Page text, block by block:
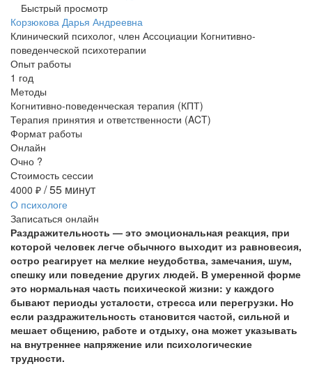
Быстрый просмотр
Корзюкова Дарья Андреевна
Клинический психолог, член Ассоциации Когнитивно-
поведенческой психотерапии
Опыт работы
1 год
Методы
Когнитивно-поведенческая терапия (КПТ)
Терапия принятия и ответственности (ACT)
Формат работы
Онлайн
Очно ?
Стоимость сессии
4000 ₽ / 55 минут
О психологе
Записаться онлайн
Раздражительность — это эмоциональная реакция, при
которой человек легче обычного выходит из равновесия,
остро реагирует на мелкие неудобства, замечания, шум,
спешку или поведение других людей. В умеренной форме
это нормальная часть психической жизни: у каждого
бывают периоды усталости, стресса или перегрузки. Но
если раздражительность становится частой, сильной и
мешает общению, работе и отдыху, она может указывать
на внутреннее напряжение или психологические
трудности.